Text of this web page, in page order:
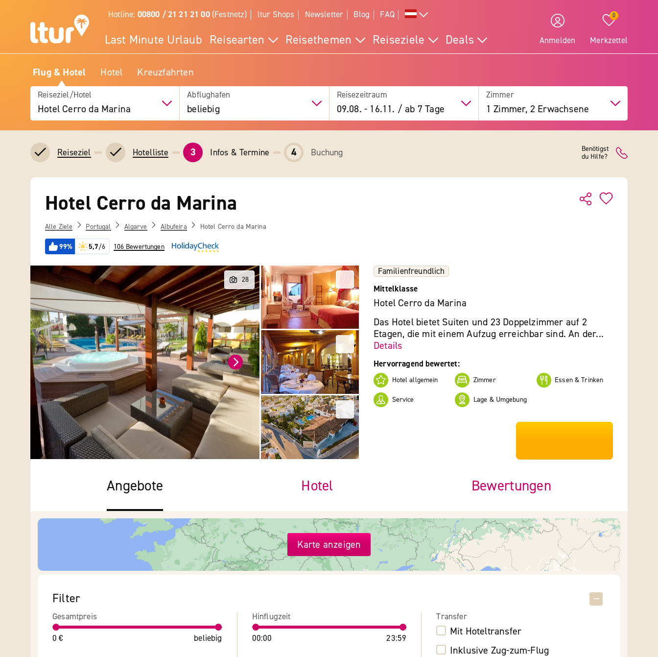
Hotline: 00800 / 21 21 21 00(Festnetz) ltur Shops Newsletter Blog FAQ
Last Minute Urlaub Reisearten Reisethemen Reiseziele Deals Anmelden
0
Merkzettel
Flug & Hotel Hotel Kreuzfahrten
Reiseziel/Hotel
Hotel Cerro da Marina
Abflughafen
beliebig
Reisezeitraum
09.08. - 16.11. / ab 7 Tage
Zimmer
1 Zimmer, 2 Erwachsene
Reiseziel Hotelliste 3 Infos & Termine 4 Buchung
Benötigst
du Hilfe?
Hotel Cerro da Marina
Alle Ziele Portugal Algarve Albufeira Hotel Cerro da Marina
99% 5,7/6 106 Bewertungen
Familienfreundlich
Mittelklasse
Hotel Cerro da Marina
Das Hotel bietet Suiten und 23 Doppelzimmer auf 2
Etagen, die mit einem Aufzug erreichbar sind. An der...
Details
Hervorragend bewertet:
Hotel allgemein Zimmer Essen & Trinken
Service Lage & Umgebung
Angebote Hotel Bewertungen
Karte anzeigen
Filter
Gesamtpreis
0 € beliebig
Hinflugzeit
00:00 23:59
Transfer
Mit Hoteltransfer
Inklusive Zug-zum-Flug